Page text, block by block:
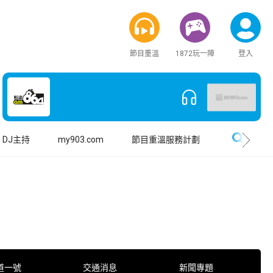
節目重溫 1872玩一陣 登入
DJ主持 my903.com 節目重溫服務計劃
一號 交通消息 新聞專題